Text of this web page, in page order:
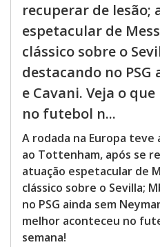
recuperar de lesão;
espetacular de
clássico sobre o
destacando no
e Cavani. Veja o
no futebol n...
A rodada na Europa teve
ao Tottenham, após se
atuação espetacular de
clássico sobre o Sevilla;
no PSG ainda sem
melhor aconteceu no
semana!